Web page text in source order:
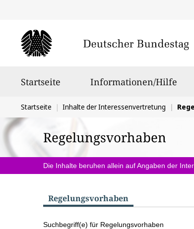
Startseite Informationen/Hilfe
Sie
befinden
sich
hier:
Startseite Inhalte der Interessenvertretung
Regelungsvorhaben
Die Inhalte beruhen allein auf Angaben der
S
u
Regelungs­vorhaben
Suchbegriff(e) für Regelungsvorhaben